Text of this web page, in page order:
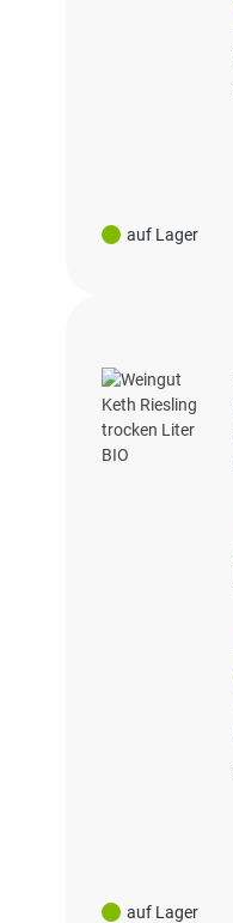
auf Lager
auf Lager